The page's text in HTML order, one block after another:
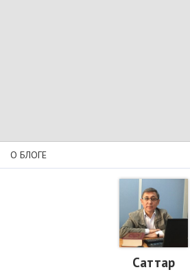
О БЛОГЕ
Cаттар